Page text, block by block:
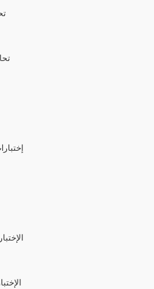
4-
(11)
(12)